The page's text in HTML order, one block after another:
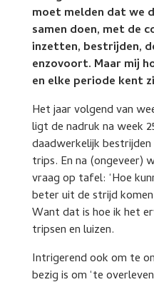
moet melden dat we
samen doen, met de
inzetten, bestrijden,
enzovoort. Maar mij
en elke periode kent
Het jaar volgend van
ligt de nadruk na week
daadwerkelijk
trips. En na (ongeveer)
vraag op tafel: ‘Hoe
beter uit de strijd
Want dat is hoe ik het
tripsen en luizen.
Intrigerend ook om te
bezig is om ‘te